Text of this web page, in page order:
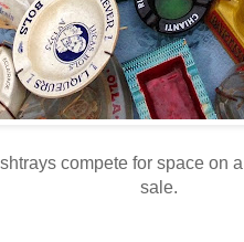
compete for space on
sale.